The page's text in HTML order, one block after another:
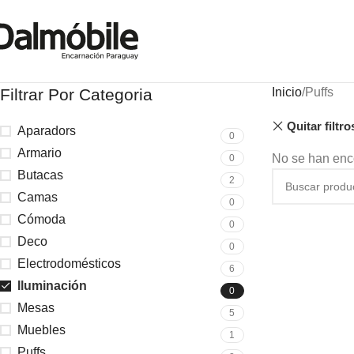
Filtrar Por Categoria
Aparadors 0
Armario 0
Butacas 2
Camas 0
Cómoda 0
Deco 0
Electrodomésticos 6
Iluminación 0
Mesas 5
Muebles 1
Inicio Puffs
Quitar
No se han